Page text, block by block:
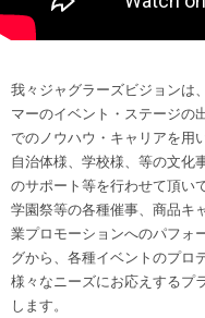
我々ジャグラーズビジョンは
マーのイベント・ステージの
でのノウハウ・キャリアを用
自治体様、学校様、等の文化
のサポート等を行わせて頂い
学園祭等の各種催事、商品キ
業プロモーションへのパフォ
グから、各種イベントのプロ
様々なニーズにお応えするプ
します。